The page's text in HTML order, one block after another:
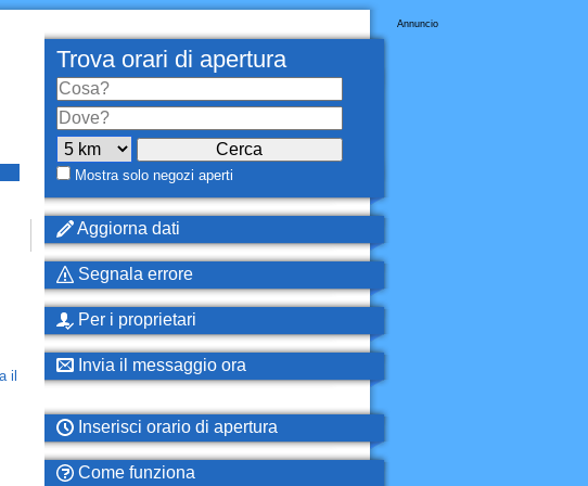
il
Annuncio
Trova orari di apertura
Mostra solo negozi aperti
Aggiorna dati
Segnala errore
Per i proprietari
Invia il messaggio ora
Inserisci orario di apertura
Come funziona